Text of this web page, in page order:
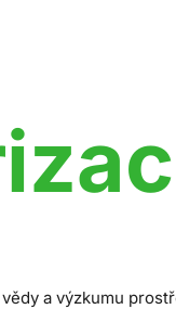
a výzkumu